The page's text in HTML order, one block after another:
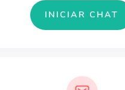
INICIAR CHAT